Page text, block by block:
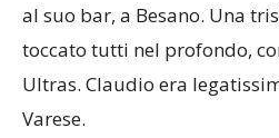
al suo bar, a Besano. Una
toccato tutti nel profondo,
Ultras. Claudio era
Varese.